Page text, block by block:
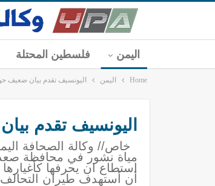
اليمن فلسطين المحتلة
Home اليمن اليونسيف تقدم بيان ضعيف
اليونسيف تقدم
خاص// وكالة الصحافة
مياة نشور في محافظة
استطاع ان يحرفها
أن أستهدف طيران